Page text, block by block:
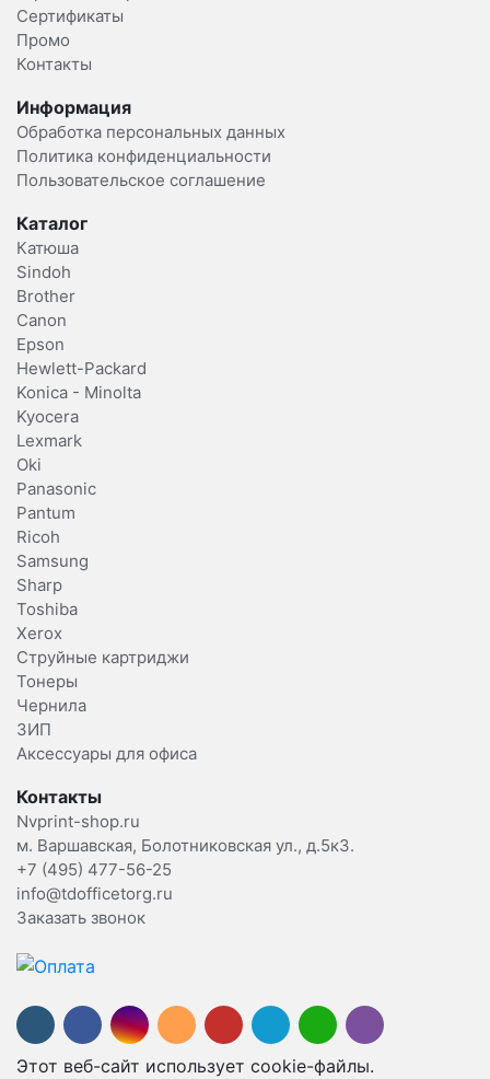
Сертификаты
Промо
Контакты
Информация
Обработка персональных данных
Политика конфиденциальности
Пользовательское соглашение
Каталог
Катюша
Sindoh
Brother
Canon
Epson
Hewlett-Packard
Konica - Minolta
Kyocera
Lexmark
Oki
Panasonic
Pantum
Ricoh
Samsung
Sharp
Toshiba
Xerox
Струйные картриджи
Тонеры
Чернила
ЗИП
Аксессуары для офиса
Контакты
Nvprint-shop.ru
м. Варшавская, Болотниковская ул., д.5к3.
+7 (495) 477-56-25
info@tdofficetorg.ru
Заказать звонок
Этот веб-сайт использует cookie-файлы.